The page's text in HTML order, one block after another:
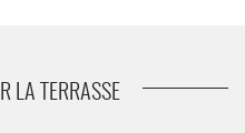
de Joséphine Serre
LA TERRASSE